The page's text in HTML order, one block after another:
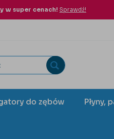
w super cenach! Sprawdź!
do zębów Płyny,